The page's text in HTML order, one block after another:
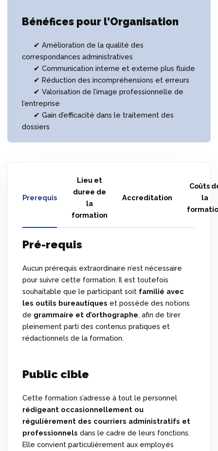
Bénéfices pour l’Organisation
✔ Amélioration de la qualité des
correspondances administratives
✔ Communication interne et externe plus fluide
✔ Réduction des incompréhensions et erreurs
✔ Valorisation de l’image professionnelle de
l’entreprise
✔ Gain d’efficacité dans le traitement des
dossiers
Prerequis
Lieu et
duree de
la
formation
Accreditation
Coûts
la
Pré-requis
Aucun prérequis extraordinaire n’est nécessaire
pour suivre cette formation. Il est toutefois
souhaitable que le participant soit familié avec
les outils bureautiques et possède des notions
de grammaire et d’orthographe, afin de tirer
pleinement parti des contenus pratiques et
rédactionnels de la formation.
Public cible
Cette formation s’adresse à tout le personnel
rédigeant occasionnellement ou
régulièrement des courriers administratifs et
professionnels dans le cadre de leurs fonctions.
Elle convient particulièrement aux employés